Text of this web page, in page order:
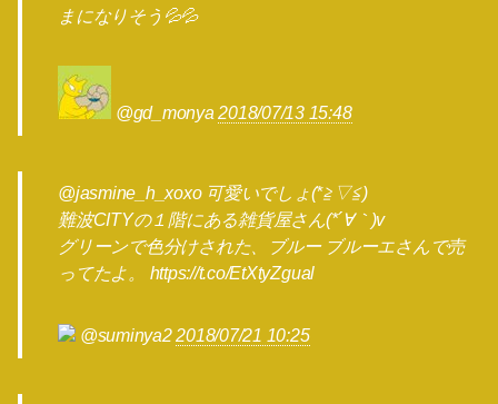
まになりそう💦💦
@gd_monya2018/07/13 15:48
@jasmine_h_xoxo 可愛いでしょ(*≧▽≦)
難波CITYの１階にある雑貨屋さん(*´∀｀)v
グリーンで色分けされた、ブルー ブルーエさんで売
ってたよ。 https://t.co/EtXtyZgual
@suminya22018/07/21 10:25